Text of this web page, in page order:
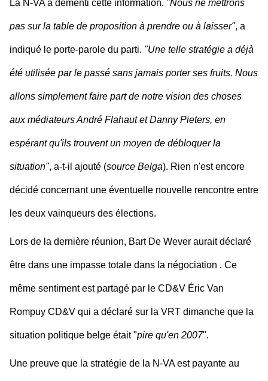
La N-VA a démenti cette information. "Nous ne mettrons
pas sur la table de proposition à prendre ou à laisser", a
indiqué le porte-parole du parti. "Une telle stratégie a déjà
été utilisée par le passé sans jamais porter ses fruits. Nous
allons simplement faire part de notre vision des choses
aux médiateurs André Flahaut et Danny Pieters, en
espérant qu'ils trouvent un moyen de débloquer la
situation", a-t-il ajouté (source Belga). Rien n'est encore
décidé concernant une éventuelle nouvelle rencontre entre
les deux vainqueurs des élections.
Lors de la dernière réunion, Bart De Wever aurait déclaré
être dans une impasse totale dans la négociation . Ce
même sentiment est partagé par le CD&V Éric Van
Rompuy CD&V qui a déclaré sur la VRT dimanche que la
situation politique belge était "pire qu'en 2007".
Une preuve que la stratégie de la N-VA est payante au